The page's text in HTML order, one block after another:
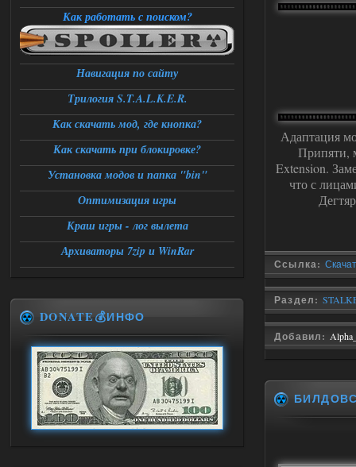
Адаптация
Припяти,
Extension.
что с
Ссылка:
Раздел:
Добавил:
Как работать с поиском?
Навигация по сайту
Трилогия S.T.A.L.K.E.R.
Как скачать мод, где кнопка?
Как скачать при блокировке?
Установка модов и папка "bin"
Оптимизация игры
Краш игры - лог вылета
Архиваторы 7zip и WinRar
DONATE💰ИНФО